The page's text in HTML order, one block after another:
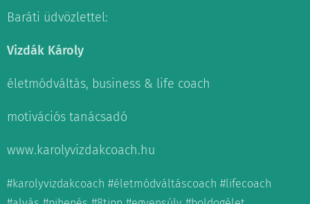
Baráti üdvözlettel:
Vizdák Károly
életmódváltás, business & life coach
motivációs tanácsadó
www.karolyvizdakcoach.hu
#karolyvizdakcoach #életmódváltáscoach #lifecoach